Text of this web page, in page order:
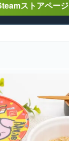
ストアページ